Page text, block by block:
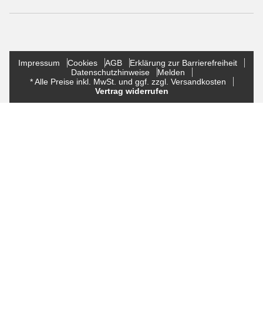
Impressum Cookies AGB
Erklärung zur Barrierefreiheit
Datenschutzhinweise
Melden
* Alle Preise inkl. MwSt. und ggf. zzgl. Versandkosten
Vertrag widerrufen